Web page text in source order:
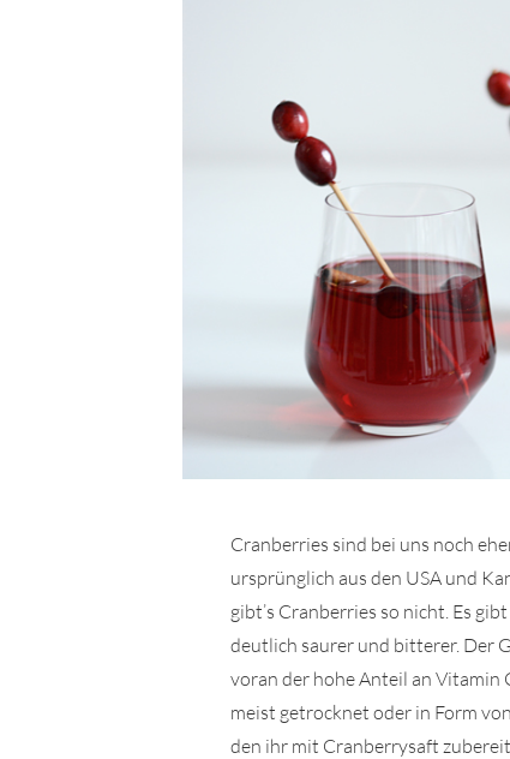
Cranberries sind bei uns noch
ursprünglich aus den USA und
gibt’s Cranberries so nicht. Es
deutlich saurer und bitterer. Der
voran der hohe Anteil an Vitamin
meist getrocknet oder in Form
den ihr mit Cranberrysaft